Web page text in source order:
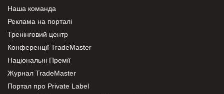
Наша команда
Реклама на порталі
Тренінговий центр
Конференції TradeMaster
Національні Премії
Журнал TradeMaster
Портал про Private Label